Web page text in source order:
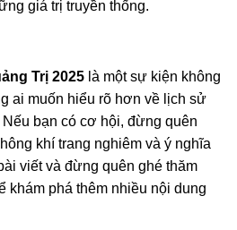
giá trị truyền thống.
Trị 2025 là một sự kiện không
ai muốn hiểu rõ hơn về lịch sử
bạn có cơ hội, đừng quên
khí trang nghiêm và ý nghĩa
viết và đừng quên ghé thăm
khám phá thêm nhiều nội dung